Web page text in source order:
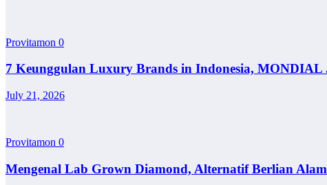
Provitamon 0
7 Keunggulan Luxury Brands in Indonesia, MONDIAL
July 21, 2026
Provitamon 0
Mengenal Lab Grown Diamond, Alternatif Berlian